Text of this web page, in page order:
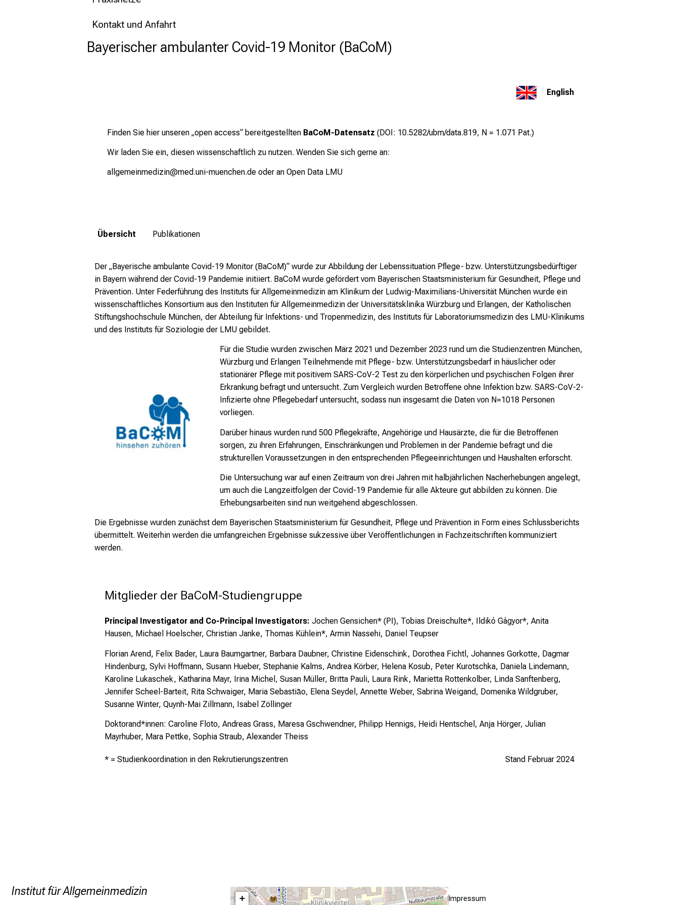
Kontakt und Anfahrt
Bayerischer ambulanter Covid-19 Monitor (BaCoM)
English
Finden Sie hier unseren „open access“ bereitgestellten BaCoM-Datensatz (DOI: 10.5282/ubm/data.819, N = 1.071 Pat.)
Wir laden Sie ein, diesen wissenschaftlich zu nutzen. Wenden Sie sich gerne an:
allgemeinmedizin@med.uni-muenchen.de oder an Open Data LMU
Übersicht Publikationen
Der „Bayerische ambulante Covid-19 Monitor (BaCoM)“ wurde zur Abbildung der Lebenssituation Pflege- bzw. Unterstützungsbedürftiger
in Bayern während der Covid-19 Pandemie initiiert. BaCoM wurde gefördert vom Bayerischen Staatsministerium für Gesundheit, Pflege und
Prävention. Unter Federführung des Instituts für Allgemeinmedizin am Klinikum der Ludwig-Maximilians-Universität München wurde ein
wissenschaftliches Konsortium aus den Instituten für Allgemeinmedizin der Universitätsklinika Würzburg und Erlangen, der Katholischen
Stiftungshochschule München, der Abteilung für Infektions- und Tropenmedizin, des Instituts für Laboratoriumsmedizin des LMU-Klinikums
und des Instituts für Soziologie der LMU gebildet.
Für die Studie wurden zwischen März 2021 und Dezember 2023 rund um die Studienzentren München,
Würzburg und Erlangen Teilnehmende mit Pflege- bzw. Unterstützungsbedarf in häuslicher oder
stationärer Pflege mit positivem SARS-CoV-2 Test zu den körperlichen und psychischen Folgen ihrer
Erkrankung befragt und untersucht. Zum Vergleich wurden Betroffene ohne Infektion bzw. SARS-CoV-2-
Infizierte ohne Pflegebedarf untersucht, sodass nun insgesamt die Daten von N=1018 Personen
vorliegen.
Darüber hinaus wurden rund 500 Pflegekräfte, Angehörige und Hausärzte, die für die Betroffenen
sorgen, zu ihren Erfahrungen, Einschränkungen und Problemen in der Pandemie befragt und die
strukturellen Voraussetzungen in den entsprechenden Pflegeeinrichtungen und Haushalten erforscht.
Die Untersuchung war auf einen Zeitraum von drei Jahren mit halbjährlichen Nacherhebungen angelegt,
um auch die Langzeitfolgen der Covid-19 Pandemie für alle Akteure gut abbilden zu können. Die
Erhebungsarbeiten sind nun weitgehend abgeschlossen.
Die Ergebnisse wurden zunächst dem Bayerischen Staatsministerium für Gesundheit, Pflege und Prävention in Form eines Schlussberichts
übermittelt. Weiterhin werden die umfangreichen Ergebnisse sukzessive über Veröffentlichungen in Fachzeitschriften kommuniziert
werden.
Mitglieder der BaCoM-Studiengruppe
Principal Investigator and Co-Principal Investigators: Jochen Gensichen* (PI), Tobias Dreischulte*, Ildikó Gágyor*, Anita
Hausen, Michael Hoelscher, Christian Janke, Thomas Kühlein*, Armin Nassehi, Daniel Teupser
Florian Arend, Felix Bader, Laura Baumgartner, Barbara Daubner, Christine Eidenschink, Dorothea Fichtl, Johannes Gorkotte, Dagmar
Hindenburg, Sylvi Hoffmann, Susann Hueber, Stephanie Kalms, Andrea Körber, Helena Kosub, Peter Kurotschka, Daniela Lindemann,
Karoline Lukaschek, Katharina Mayr, Irina Michel, Susan Müller, Britta Pauli, Laura Rink, Marietta Rottenkolber, Linda Sanftenberg,
Jennifer Scheel-Barteit, Rita Schwaiger, Maria Sebastia͂o, Elena Seydel, Annette Weber, Sabrina Weigand, Domenika Wildgruber,
Susanne Winter, Quynh-Mai Zillmann, Isabel Zöllinger
Doktorand*innen: Caroline Floto, Andreas Grass, Maresa Gschwendner, Philipp Hennigs, Heidi Hentschel, Anja Hörger, Julian
Mayrhuber, Mara Pettke, Sophia Straub, Alexander Theiss
* = Studienkoordination in den Rekrutierungszentren Stand Februar 2024
Institut für Allgemeinmedizin
+ Impressum